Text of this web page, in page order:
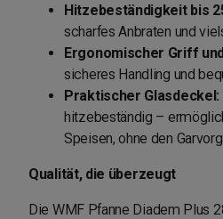
Hitzebeständigkeit bis
scharfes Anbraten und
Ergonomischer Griff
sicheres Handling und
Praktischer Glasdeckel:
hitzebeständig –
Speisen, ohne den
Qualität, die überzeugt
Die WMF Pfanne Diadem Plus